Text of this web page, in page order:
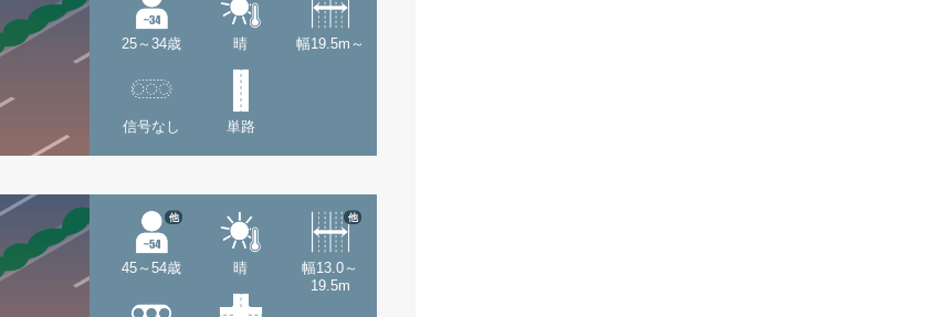
25～34歳 晴 幅19.5m～
信号なし 単路
45～54歳
他
晴
幅13.0～
19.5m
他